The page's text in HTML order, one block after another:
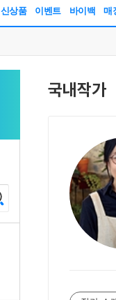
신상품 이벤트 바이백 매
국내작가